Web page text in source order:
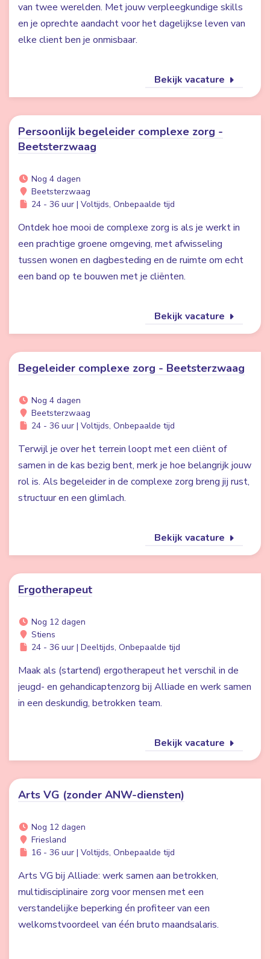
van twee werelden. Met jouw verpleegkundige skills
en je oprechte aandacht voor het dagelijkse leven van
elke client ben je onmisbaar.
Bekijk vacature
Persoonlijk begeleider complexe zorg -
Beetsterzwaag
Nog 4 dagen
Beetsterzwaag
24 - 36 uur | Voltijds, Onbepaalde tijd
Ontdek hoe mooi de complexe zorg is als je werkt in
een prachtige groene omgeving, met afwisseling
tussen wonen en dagbesteding en de ruimte om echt
een band op te bouwen met je cliënten.
Bekijk vacature
Begeleider complexe zorg - Beetsterzwaag
Nog 4 dagen
Beetsterzwaag
24 - 36 uur | Voltijds, Onbepaalde tijd
Terwijl je over het terrein loopt met een cliënt of
samen in de kas bezig bent, merk je hoe belangrijk jouw
rol is. Als begeleider in de complexe zorg breng jij rust,
structuur en een glimlach.
Bekijk vacature
Ergotherapeut
Nog 12 dagen
Stiens
24 - 36 uur | Deeltijds, Onbepaalde tijd
Maak als (startend) ergotherapeut het verschil in de
jeugd- en gehandicaptenzorg bij Alliade en werk samen
in een deskundig, betrokken team.
Bekijk vacature
Arts VG (zonder ANW-diensten)
Nog 12 dagen
Friesland
16 - 36 uur | Voltijds, Onbepaalde tijd
Arts VG bij Alliade: werk samen aan betrokken,
multidisciplinaire zorg voor mensen met een
verstandelijke beperking én profiteer van een
welkomstvoordeel van één bruto maandsalaris.